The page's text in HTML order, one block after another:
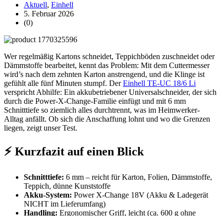
Aktuell, Einhell
5. Februar 2026
(0)
Wer regelmäßig Kartons schneidet, Teppichböden zuschneidet oder
Dämmstoffe bearbeitet, kennt das Problem: Mit dem Cuttermesser
wird’s nach dem zehnten Karton anstrengend, und die Klinge ist
gefühlt alle fünf Minuten stumpf. DerEinhell TE-UC 18/6 Li
verspricht Abhilfe: Ein akkubetriebener Universalschneider, der sich
durch die Power-X-Change-Familie einfügt und mit 6 mm
Schnitttiefe so ziemlich alles durchtrennt, was im Heimwerker-
Alltag anfällt. Ob sich die Anschaffung lohnt und wo die Grenzen
liegen, zeigt unser Test.
⚡ Kurzfazit auf einen Blick
Schnitttiefe: 6 mm – reicht für Karton, Folien, Dämmstoffe,
Teppich, dünne Kunststoffe
Akku-System: Power X-Change 18V (Akku & Ladegerät
NICHT im Lieferumfang)
Handling: Ergonomischer Griff, leicht (ca. 600 g ohne